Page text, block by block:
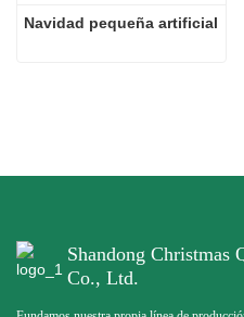
Navidad pequeña artificial
Shandong Christmas
Co., Ltd.